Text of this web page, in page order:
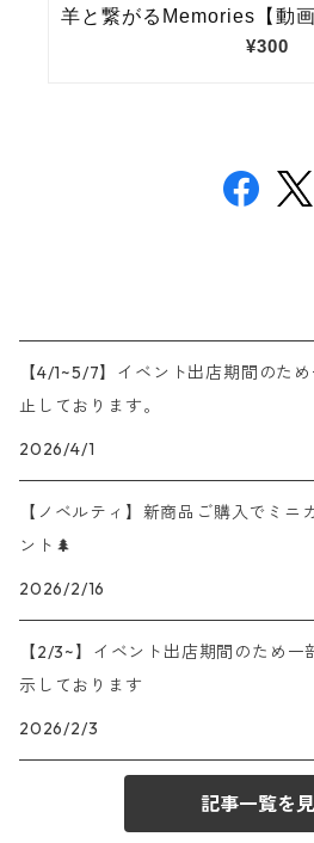
【4/1~5/7】イベント出店期間のた
止しております。
2026/4/1
【ノベルティ】新商品ご購入でミニ
ント🌲
2026/2/16
【2/3~】イベント出店期間のため一
示しております
2026/2/3
記事一覧を